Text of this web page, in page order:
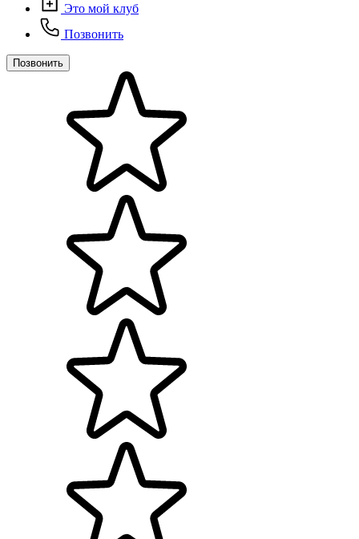
Это мой клуб
Позвонить
Позвонить